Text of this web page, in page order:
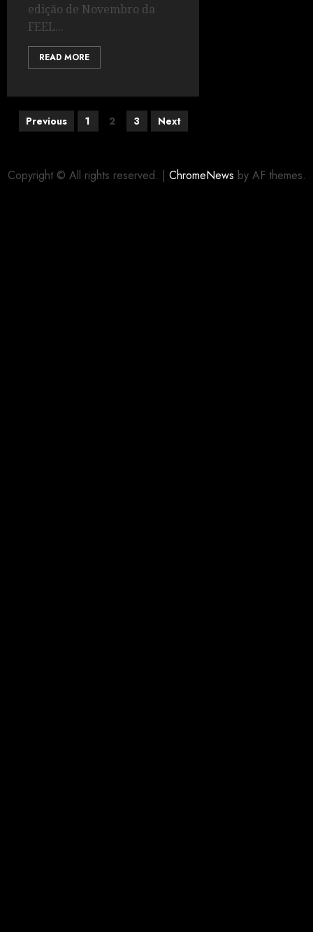
edição de Novembro da
FEEL...
READ MORE
Previous 1 2 3 Next
Copyright © All rights reserved. | ChromeNews by AF themes.